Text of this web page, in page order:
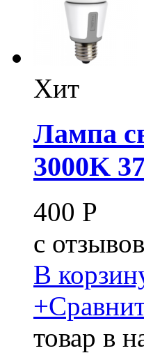
Хит
Лампа
3000K
400 Р
c отзывов
В
+
товар в